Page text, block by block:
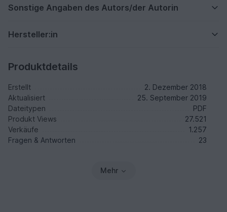
Sonstige Angaben des Autors/der Autorin
Hersteller:in
Produktdetails
Erstellt
2. Dezember 2018
Aktualisiert
25. September 2019
Dateitypen
PDF
Produkt Views
27.521
Verkäufe
1.257
Fragen & Antworten
23
Mehr